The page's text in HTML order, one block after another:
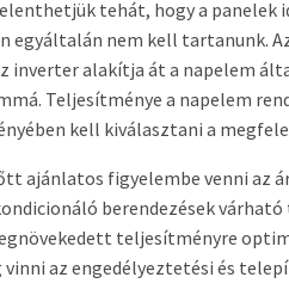
tehát, hogy a
egyáltalán nem kell tartanunk.
inverter alakítja át a napelem
Teljesítménye a napelem
kell kiválasztani a
ajánlatos figyelembe venni az
berendezések
teljesítményre
vinni az engedélyeztetési és